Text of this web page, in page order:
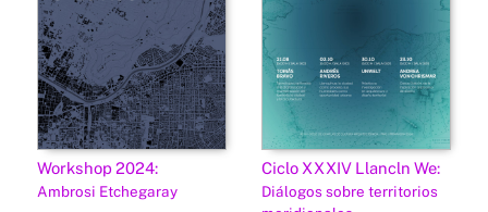
Workshop 2024:
Ambrosi Etchegaray
Ciclo XXXIV Llancln We:
Diálogos sobre territorios